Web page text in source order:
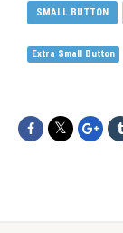
SMALL BUTTON
Extra Small Button